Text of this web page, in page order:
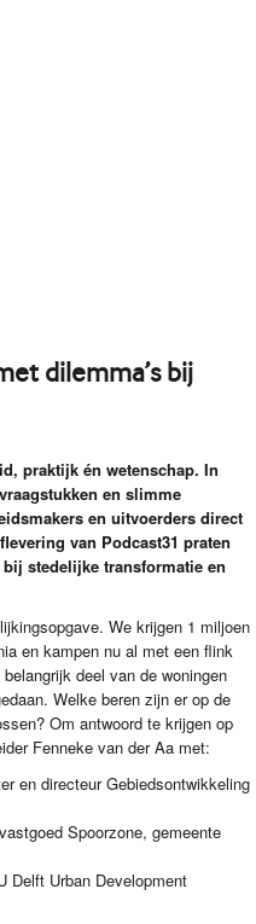
dilemma’s bij
praktijk én wetenschap. In
en slimme
en uitvoerders direct
van Podcast31 praten
stedelijke transformatie en
We krijgen 1 miljoen
en kampen nu al met een flink
deel van de woningen
Welke beren zijn er op de
Om antwoord te krijgen op
Fenneke van der Aa met:
en directeur Gebiedsontwikkeling
Spoorzone, gemeente
Delft Urban Development